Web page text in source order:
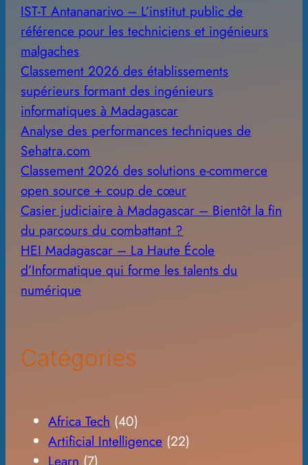
IST-T Antananarivo – L’institut public de
référence pour les techniciens et ingénieurs
malgaches
Classement 2026 des établissements
supérieurs formant des ingénieurs
informatiques à Madagascar
Analyse des performances techniques de
Sehatra.com
Classement 2026 des solutions e-commerce
open source + coup de cœur
Casier judiciaire à Madagascar – Bientôt la fin
du parcours du combattant ?
HEI Madagascar – La Haute École
d’Informatique qui forme les talents du
numérique
Catégories
Africa Tech (40)
Artificial Intelligence (22)
Learn (7)